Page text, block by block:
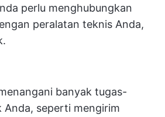
perlu menghubungkan
peralatan teknis Anda,
banyak tugas-
seperti mengirim